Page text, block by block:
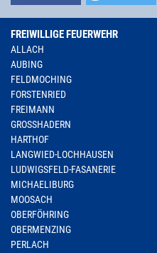
FREIWILLIGE FEUERWEHR
ALLACH
AUBING
FELDMOCHING
FORSTENRIED
FREIMANN
GROSSHADERN
HARTHOF
LANGWIED-LOCHHAUSEN
LUDWIGSFELD-FASANERIE
MICHAELIBURG
MOOSACH
OBERFÖHRING
OBERMENZING
PERLACH